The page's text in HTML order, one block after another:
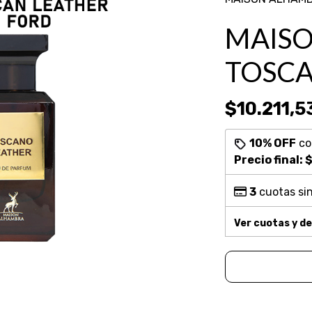
10% OFF
Precio final:
3cuotas
Ver cuotas y